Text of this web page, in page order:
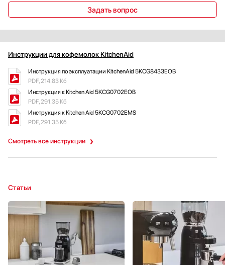
Задать вопрос
Инструкции для кофемолок KitchenAid
Смотреть все инструкции
Инструкция по эксплуатации KitchenAid 5KCG8433EOB
PDF, 214.83 Кб
Инструкция к Kitchen Aid 5KCG0702EOB
PDF, 291.35 Кб
Инструкция к Kitchen Aid 5KCG0702EMS
PDF, 291.35 Кб
Статьи